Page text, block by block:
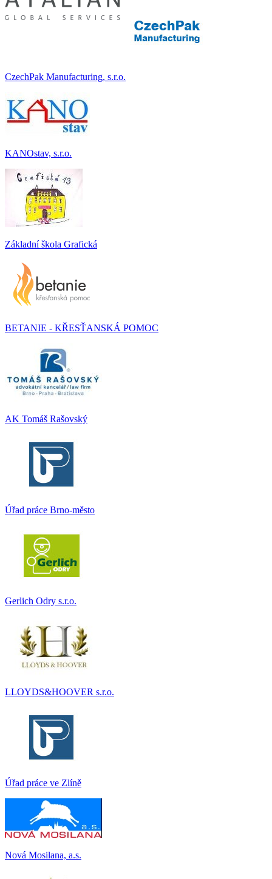
CzechPak Manufacturing, s.r.o.
KANOstav, s.r.o.
Základní škola Grafická
BETANIE - KŘESŤANSKÁ POMOC
AK Tomáš Rašovský
Úřad práce Brno-město
Gerlich Odry s.r.o.
LLOYDS&HOOVER s.r.o.
Úřad práce ve Zlíně
Nová Mosilana, a.s.